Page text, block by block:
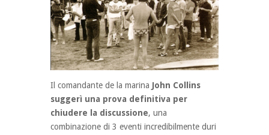
Il comandante de la marina John Collins
suggerì una prova definitiva per
chiudere la discussione, una
combinazione di 3 eventi incredibilmente duri